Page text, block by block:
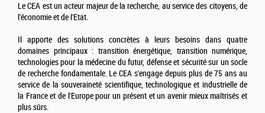
Le CEA est un acteur majeur de la recherche, au service des citoyens, de
l'économie et de l'Etat.
Il apporte des solutions concrètes à leurs besoins dans quatre
domaines principaux : transition énergétique, transition numérique,
technologies pour la médecine du futur, défense et sécurité sur un socle
de recherche fondamentale. Le CEA s'engage depuis plus de 75 ans au
service de la souveraineté scientifique, technologique et industrielle de
la France et de l'Europe pour un présent et un avenir mieux maîtrisés et
plus sûrs.